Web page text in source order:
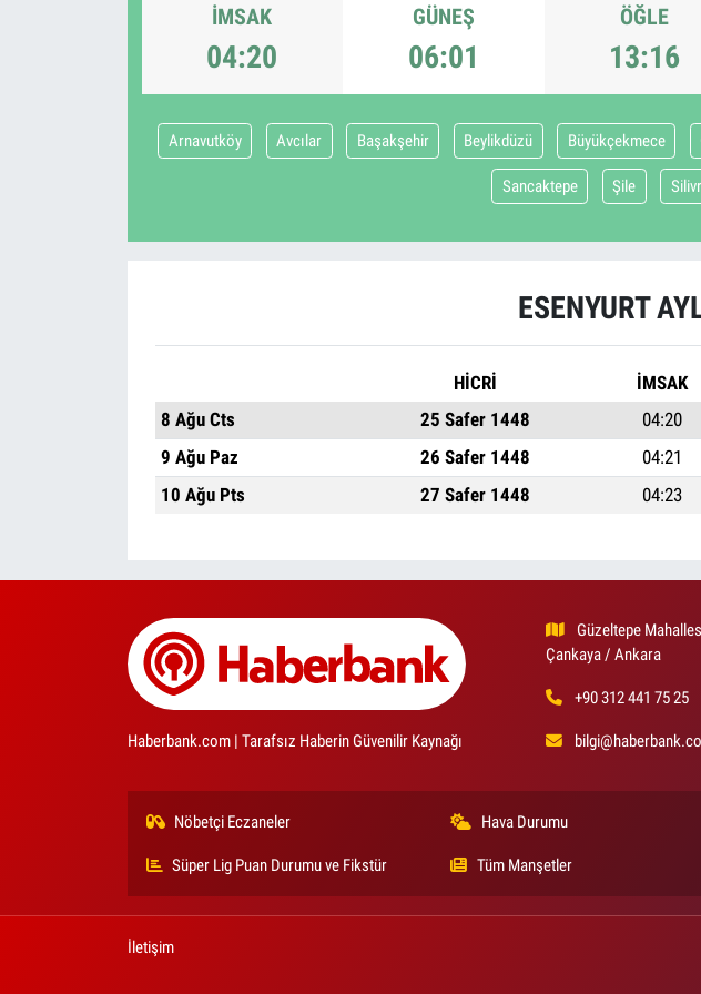
İMSAK
04:20
GÜNEŞ
06:01
ÖĞLE
13:16
Arnavutköy Avcılar Başakşehir Beylikdüzü Büyükçekmece
Sancaktepe Şile
ESENYURT
HİCRİ İMSAK
8 Ağu Cts
25 Safer 1448 04:20
9 Ağu Paz
26 Safer 1448 04:21
10 Ağu Pts
27 Safer 1448 04:23
Haberbank.com | Tarafsız Haberin Güvenilir Kaynağı
Güzeltepe
Çankaya / Ankara
+90 312 441 75 25
Nöbetçi Eczaneler Hava Durumu
Süper Lig Puan Durumu ve Fikstür Tüm Manşetler
İletişim